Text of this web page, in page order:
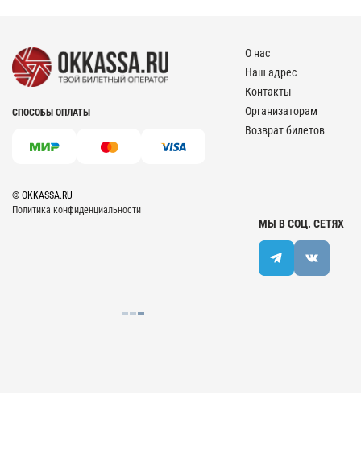
СПОСОБЫ ОПЛАТЫ
© OKKASSA.RU
Политика конфиденциальности
О нас
Наш адрес
Контакты
Организаторам
Возврат билетов
МЫ В СОЦ. СЕТЯХ